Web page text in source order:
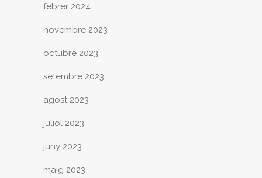
febrer 2024
novembre 2023
octubre 2023
setembre 2023
agost 2023
juliol 2023
juny 2023
maig 2023